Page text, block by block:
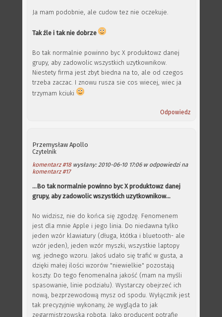
Ja mam podobnie, ale cudow tez nie oczekuje.
Tak źle i tak nie dobrze
Bo tak normalnie powinno byc X produktowz danej
grupy, aby zadowolic wszystkich uzytkownikow.
Niestety firma jest zbyt biedna na to, ale od czegos
trzeba zaczac. I znowu rusza sie cos wiecej, wiec ja
trzymam kciuki
Odpowiedz
Przemysław Apollo
Czytelnik
komentarz #18wysłany: 2010-06-10 17:06 w odpowiedzi na
komentarz #17
...Bo tak normalnie powinno byc X produktowz danej
grupy, aby zadowolic wszystkich uzytkownikow...
No widzisz, nie do końca się zgodzę. Fenomenem
jest dla mnie Apple i jego linia. Do niedawna tylko
jeden wzór klawiatury (długa, któtka i bluetooth- ale
wzór jeden), jeden wzór myszki, wszystkie laptopy
wg. jednego wzoru. Jakoś udało się trafić w gusta, a
dzięki małej ilości wzorów "niewielkie" pozostają
koszty. Do tego fenomenalna jakość (mam na myśli
spasowanie, linie podziału). Wystarczy obejrzeć ich
nową, bezprzewodową mysz od spodu. Wyłącznik jest
tak precyzyjnie wykonany, że wygląda to jak
zegarmistrzowska robota. Jako producent potrafię